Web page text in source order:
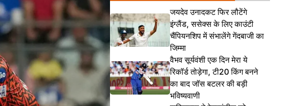
जयदेव उनादकट फिर लौटेंगे
इंग्लैंड, ससेक्स के लिए काउंटी
चैंपियनशिप में संभालेंगे गेंदबाजी का
जिम्मा
वैभव सूर्यवंशी एक दिन मेरा ये
रिकॉर्ड तोड़ेगा, टी20 किंग बनने
का बाद जॉस बटलर की बड़ी
भविष्यवाणी